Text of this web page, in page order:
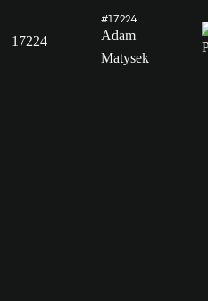
17224
#17224
Adam
Matysek